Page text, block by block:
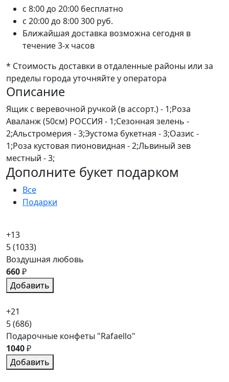
c 8:00 до 20:00 бесплатно
c 20:00 до 8:00300 руб.
Ближайшая доставка возможна сегодня в
течение 3-х часов
* Стоимость доставки в отдаленные районы или за
пределы города уточняйте у оператора
Описание
Ящик с веревочной ручкой (в ассорт.) - 1;Роза
Аваланж (50см) РОССИЯ - 1;Сезонная зелень -
2;Альстромерия - 3;Эустома букетная - 3;Оазис -
1;Роза кустовая пионовидная - 2;Львиный зев
местный - 3;
Дополните букет подарком
Все
Подарки
+13
5(1033)
Воздушная любовь
660₽
Добавить
+21
5(686)
Подарочные конфеты "Rafaello"
1040₽
Добавить